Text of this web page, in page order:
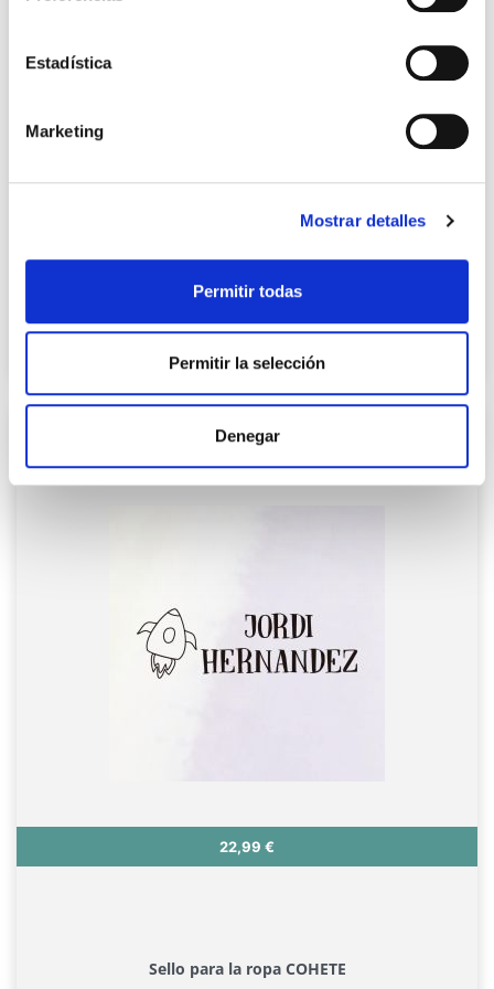
Estadística
Marketing
Mostrar detalles
Permitir todas
Permitir la selección
Denegar
Sello textil CORAZÓN
Precio
22,99 €
Precio
22,99 €
Sello para la ropa COHETE